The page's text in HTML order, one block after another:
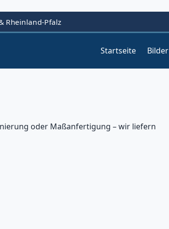
Rheinland-Pfalz
Startseite Bilder
oder Maßanfertigung – wir liefern